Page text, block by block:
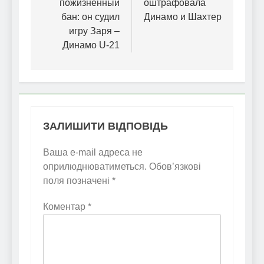
пожизненный
бан: он судил
игру Заря –
Динамо U-21
оштрафовала
Динамо и Шахтер
ЗАЛИШИТИ ВІДПОВІДЬ
Ваша e-mail адреса не
оприлюднюватиметься. Обов’язкові
поля позначені *
Коментар *